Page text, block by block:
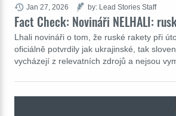
Fact Check: Novináři NELHALI:
Lhali novináři o tom, že ruské rakety při
oficiálně potvrdily jak ukrajinské, tak
vycházejí z relevatních zdrojů a nejsou
Jan 27, 2026 by: Lead Stories Staff